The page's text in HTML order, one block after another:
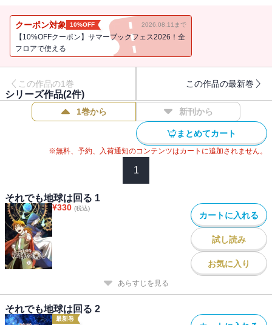
く、緊迫の歴史科学ドラマ、連載中！
クーポン対象 10%OFF 2026.08.11まで
【10%OFFクーポン】サマーブックフェス2026！全
フロアで使える
この作品の1巻 この作品の最新巻
シリーズ作品(2件)
1巻から 新刊から
まとめてカート
※無料、予約、入荷通知のコンテンツはカートに追加されません。
1
それでも地球は回る 1
¥330 (税込)
カートに入れる
試し読み
お気に入り
あらすじを見る
それでも地球は回る 2
最新巻